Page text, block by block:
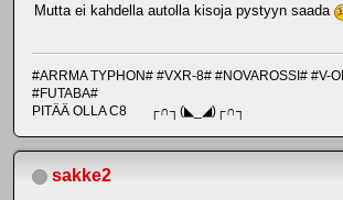
Mutta ei kahdella autolla kisoja pystyyn saada
#ARRMA TYPHON# #VXR-8# #NOVAROSSI# #V-
#FUTABA#
PITÄÄ OLLA C8 ┌∩┐(◣_◢)┌∩┐
sakke2